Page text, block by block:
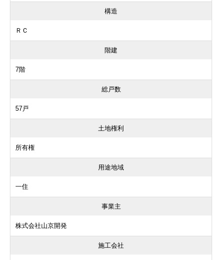
構造
ＲＣ
階建
7階
総戸数
57戸
土地権利
所有権
用途地域
一住
事業主
株式会社山京開発
施工会社